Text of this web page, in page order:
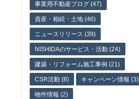
事業用不動産ブログ (47)
資産・相続・土地 (46)
ニュースリリース (39)
NISHIDAのサービス・活動 (24)
建築・リフォーム施工事例 (21)
CSR活動 (8) キャンペーン情報 (3)
物件情報 (2)